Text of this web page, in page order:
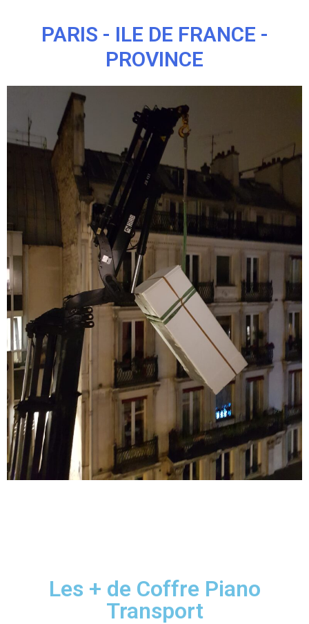
PARIS - ILE DE FRANCE -
PROVINCE
Les + de Coffre Piano
Transport